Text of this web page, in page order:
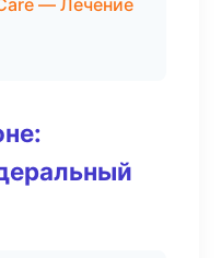
— Лечение